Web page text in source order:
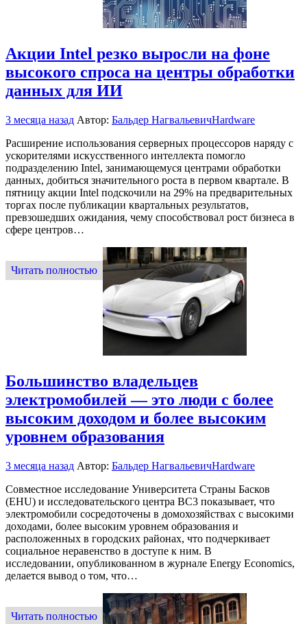
Акции Intel резко выросли на фоне
высокого спроса на центры обработки
данных для ИИ
3 месяца назад Автор: Бальдер НагвальевичHardware
Расширение использования серверных процессоров наряду с
ускорителями искусственного интеллекта помогло
подразделению Intel, занимающемуся центрами обработки
данных, добиться значительного роста в первом квартале. В
пятницу акции Intel подскочили на 29% на предварительных
торгах после публикации квартальных результатов,
превзошедших ожидания, чему способствовал рост бизнеса в
сфере центров…
Читать полностью
Большинство владельцев
электромобилей — это люди с более
высоким доходом и более высоким
уровнем образования
3 месяца назад Автор: Бальдер НагвальевичHardware
Совместное исследование Университета Страны Басков
(EHU) и исследовательского центра BC3 показывает, что
электромобили сосредоточены в домохозяйствах с высокими
доходами, более высоким уровнем образования и
расположенных в городских районах, что подчеркивает
социальное неравенство в доступе к ним. В
исследовании, опубликованном в журнале Energy Economics,
делается вывод о том, что…
Читать полностью